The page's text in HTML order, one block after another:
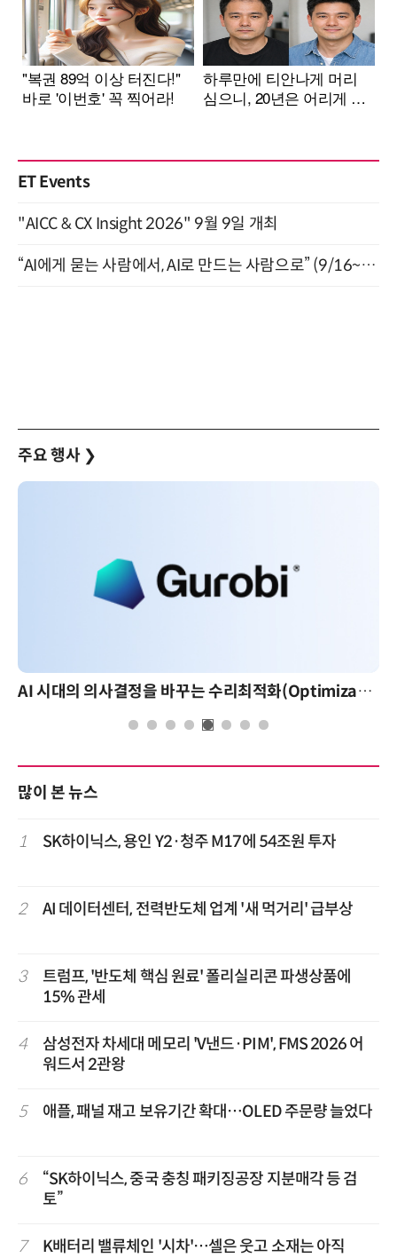
ET Events
"AICC & CX Insight 2026" 9월 9일 개최
“AI에게 묻는 사람에서, AI로 만드는 사람으로” (9/16~17)
주요 행사 ❯
AI 시대의 의사결정을 바꾸는 수리최적화(Optimization): 실제 산업 적용 사례와 활용 전략 AI 핀옵스 실전 세미나: 폭증하는 AI 토큰 비용 관
많이 본 뉴스
1 SK하이닉스, 용인 Y2·청주 M17에 54조원 투자
2 AI 데이터센터, 전력반도체 업계 '새 먹거리' 급부상
3
트럼프, '반도체 핵심 원료' 폴리실리콘 파생상품에
15% 관세
4
삼성전자 차세대 메모리 'V낸드·PIM', FMS 2026 어
워드서 2관왕
5 애플, 패널 재고 보유기간 확대…OLED 주문량 늘었다
6
“SK하이닉스, 중국 충칭 패키징공장 지분매각 등 검
토”
7 K배터리 밸류체인 '시차'…셀은 웃고 소재는 아직